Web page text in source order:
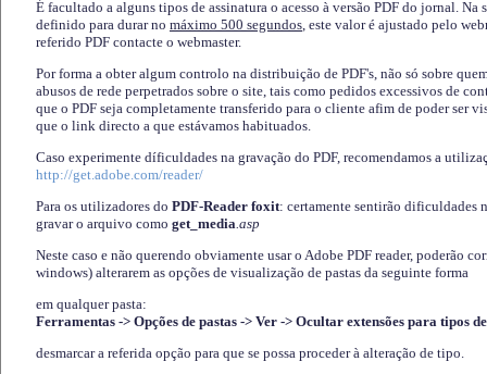
É facultado a alguns tipos de assinatura o acesso à versão PDF do jornal. Na
definido para durar no máximo 500 segundos, este valor é ajustado pelo
referido PDF contacte o webmaster.
Por forma a obter algum controlo na distribuição de PDF's, não só sobre
abusos de rede perpetrados sobre o site, tais como pedidos excessivos de
que o PDF seja completamente transferido para o cliente afim de poder ser
que o link directo a que estávamos habituados.
Caso experimente díficuldades na gravação do PDF, recomendamos a
http://get.adobe.com/reader/
Para os utilizadores do PDF-Reader foxit: certamente sentirão dificuldades
gravar o arquivo como get_media.asp
Neste caso e não querendo obviamente usar o Adobe PDF reader, poderão
windows) alterarem as opções de visualização de pastas da seguinte forma
em qualquer pasta:
Ferramentas -> Opções de pastas -> Ver -> Ocultar extensões para tipos
desmarcar a referida opção para que se possa proceder à alteração de tipo.